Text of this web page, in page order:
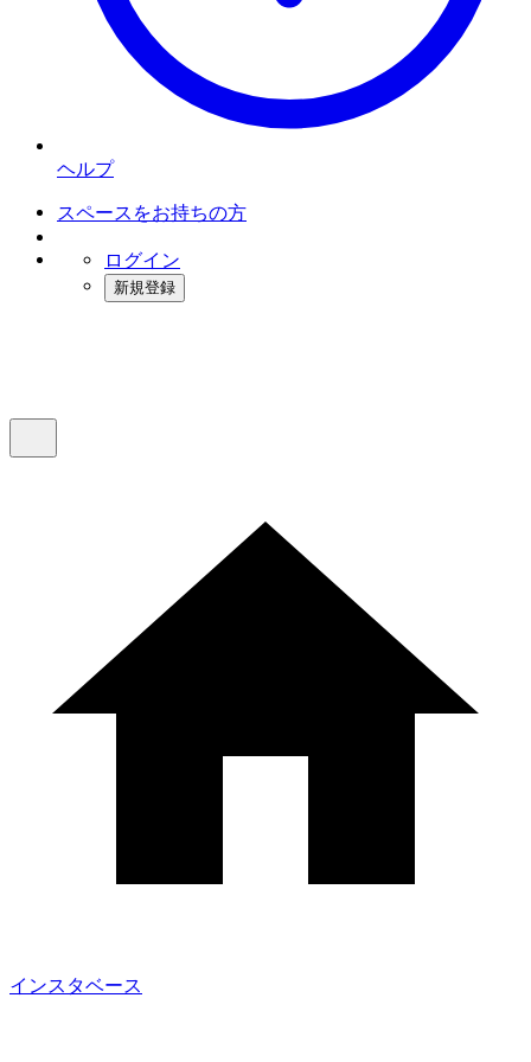
ヘルプ
スペースをお持ちの方
ログイン
新規登録
インスタベース